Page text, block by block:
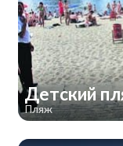
Детский
Пляж